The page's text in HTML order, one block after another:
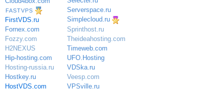
FASTVPS
FirstVDS.ru
Fornex.com
Fozzy.com
H2NEXUS
Hip-hosting.com
Hosting-russia.ru
Hostkey.ru
HostVDS.com
Serverspace.ru
Simplecloud.ru
Sprinthost.ru
Theideahosting.com
Timeweb.com
UFO.Hosting
VDSka.ru
Veesp.com
VPSville.ru